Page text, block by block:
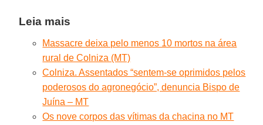
Leia mais
Massacre deixa pelo menos 10 mortos na área
rural de Colniza (MT)
Colniza. Assentados “sentem-se oprimidos pelos
poderosos do agronegócio”, denuncia Bispo de
Juína – MT
Os nove corpos das vítimas da chacina no MT